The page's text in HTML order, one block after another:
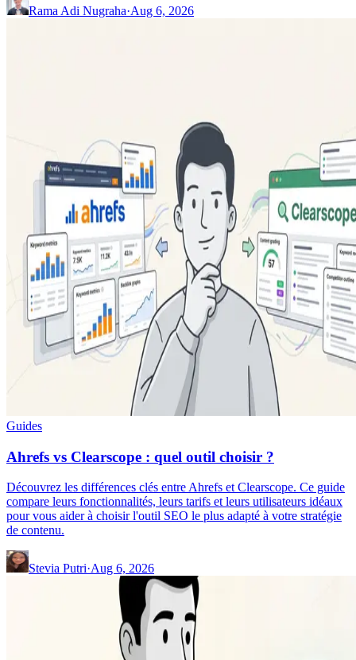
Rama Adi Nugraha·Aug 6, 2026
Guides
Ahrefs vs Clearscope : quel outil choisir ?
Découvrez les différences clés entre Ahrefs et Clearscope. Ce guide
compare leurs fonctionnalités, leurs tarifs et leurs utilisateurs idéaux
pour vous aider à choisir l'outil SEO le plus adapté à votre stratégie
de contenu.
Stevia Putri·Aug 6, 2026